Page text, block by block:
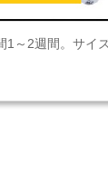
～2週間。サイ